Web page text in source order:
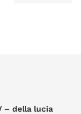
– della lucia